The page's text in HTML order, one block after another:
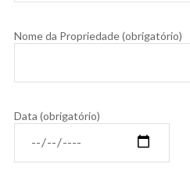
Nome da Propriedade (obrigatório)
Data (obrigatório)